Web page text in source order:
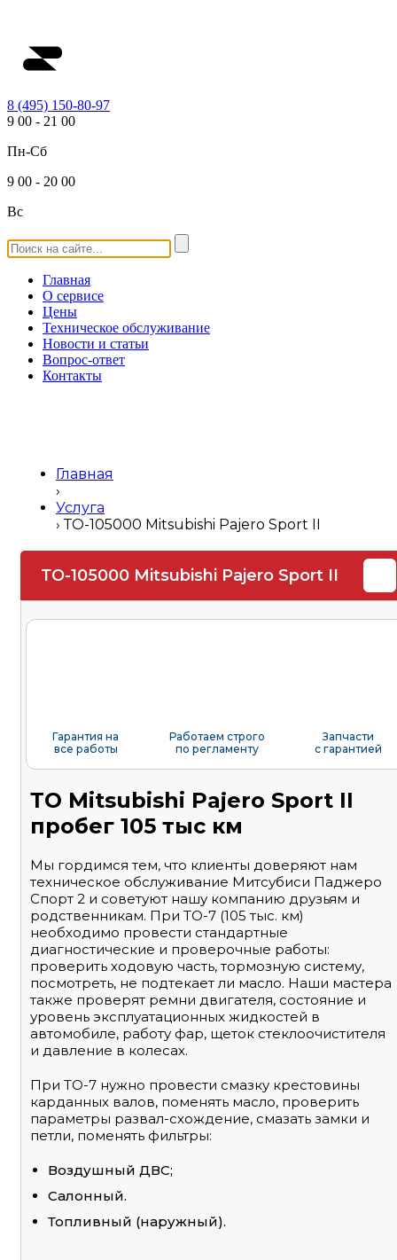
8 (495) 150-80-97
9 00 - 21 00
Пн-Сб
9 00 - 20 00
Вс
Главная
О сервисе
Цены
Техническое обслуживание
Новости и статьи
Вопрос-ответ
Контакты
Главная
›
Услуга
›ТО-105000 Mitsubishi Pajero Sport II
ТО-105000 Mitsubishi Pajero Sport II
Гарантия на
все работы
Работаем строго
по регламенту
Запчасти
с гарантией
ТО Mitsubishi Pajero Sport II
пробег 105 тыс км
Мы гордимся тем, что клиенты доверяют нам
техническое обслуживание Митсубиси Паджеро
Спорт 2 и советуют нашу компанию друзьям и
родственникам. При ТО-7 (105 тыс. км)
необходимо провести стандартные
диагностические и проверочные работы:
проверить ходовую часть, тормозную систему,
посмотреть, не подтекает ли масло. Наши мастера
также проверят ремни двигателя, состояние и
уровень эксплуатационных жидкостей в
автомобиле, работу фар, щеток стеклоочистителя
и давление в колесах.
При ТО-7 нужно провести смазку крестовины
карданных валов, поменять масло, проверить
параметры развал-схождение, смазать замки и
петли, поменять фильтры:
Воздушный ДВС;
Салонный.
Топливный (наружный).